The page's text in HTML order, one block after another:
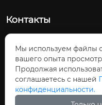
Контакты
зянхуа-Яоский
ция Хунань, Китай
Телефон: +86-
Эл. почта:
Мы используем файлы
вашего опыта
Продолжая
соглашаетесь с нашей
конфиденциальности.